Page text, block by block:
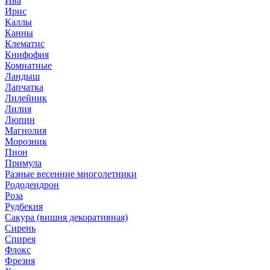
Ирис
Каллы
Канны
Клематис
Книфофия
Комнатные
Ландыш
Лапчатка
Лилейник
Лилия
Люпин
Магнолия
Морозник
Пион
Примула
Разные весенние многолетники
Рододендрон
Роза
Рудбекия
Сакура (вишня декоративная)
Сирень
Спирея
Флокс
Фрезия